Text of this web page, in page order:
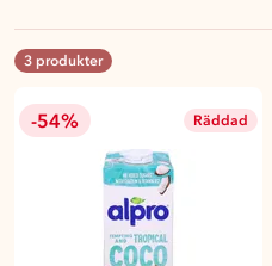
3 produkter
-54% Räddad